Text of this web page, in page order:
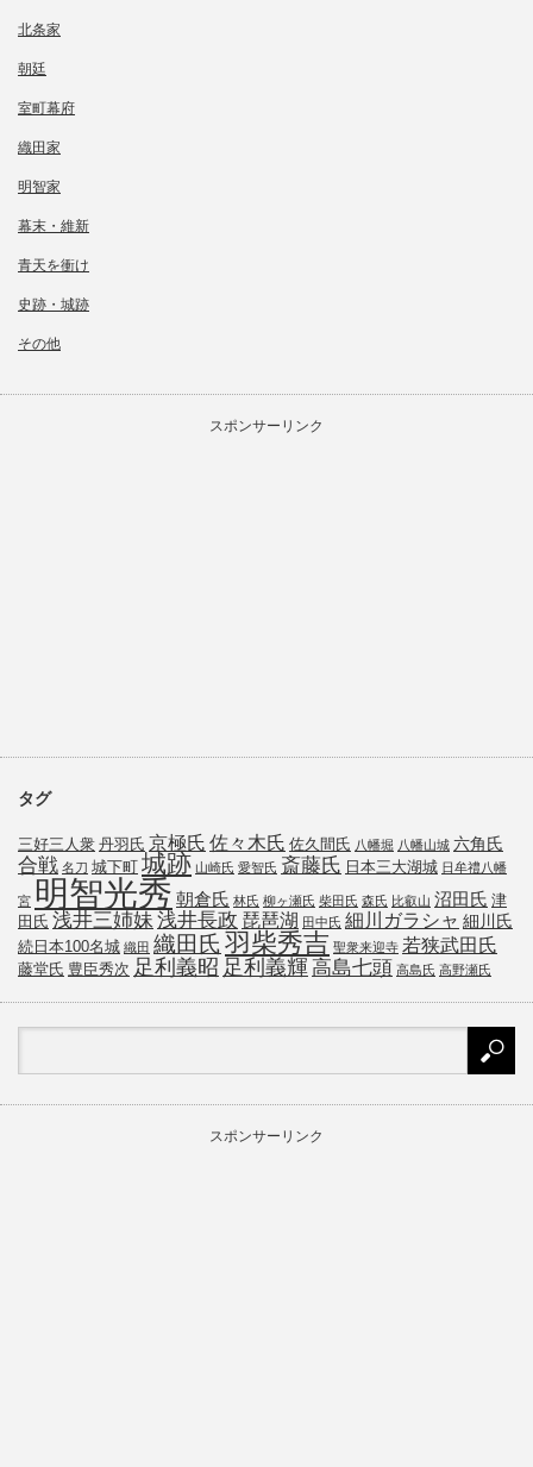
北条家
朝廷
室町幕府
織田家
明智家
幕末・維新
青天を衝け
史跡・城跡
その他
スポンサーリンク
タグ
三好三人衆 丹羽氏 京極氏 佐々木氏 佐久間氏 八幡堀 八幡山城 六角氏
合戦 名刀 城下町 城跡 山崎氏 愛智氏 斎藤氏 日本三大湖城 日牟禮八幡
宮 明智光秀 朝倉氏 林氏 柳ヶ瀬氏 柴田氏 森氏 比叡山 沼田氏 津
田氏 浅井三姉妹 浅井長政 琵琶湖 田中氏 細川ガラシャ 細川氏
続日本100名城 織田 織田氏 羽柴秀吉 聖衆来迎寺 若狭武田氏
藤堂氏 豊臣秀次 足利義昭 足利義輝高島七頭 高島氏 高野瀬氏
スポンサーリンク